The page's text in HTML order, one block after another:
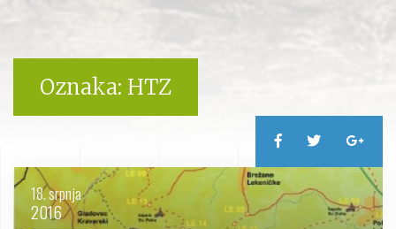
Oznaka: HTZ
18. srpnja
2016